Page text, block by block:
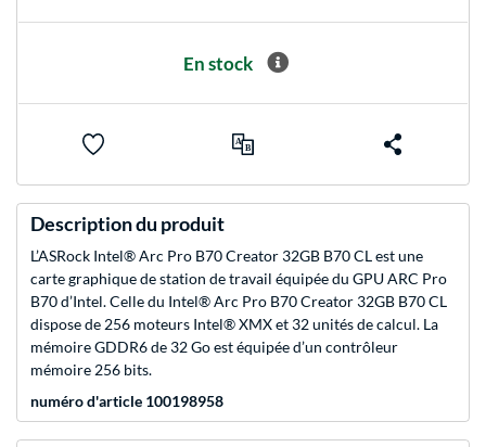
En stock
Description du produit
L’ASRock Intel® Arc Pro B70 Creator 32GB B70 CL est une
carte graphique de station de travail équipée du GPU ARC Pro
B70 d’Intel. Celle du Intel® Arc Pro B70 Creator 32GB B70 CL
dispose de 256 moteurs Intel® XMX et 32 unités de calcul. La
mémoire GDDR6 de 32 Go est équipée d’un contrôleur
mémoire 256 bits.
numéro d'article 100198958